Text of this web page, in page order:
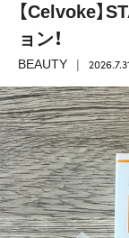
【Celvoke】
ョン！
BEAUTY 2026.7.31